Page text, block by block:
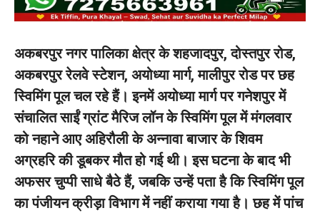
अकबरपुर नगर पालिका क्षेत्र के शहजादपुर, दोस्तपुर रोड,
अकबरपुर रेलवे स्टेशन, अयोध्या मार्ग, मालीपुर रोड पर छह
स्विमिंग पूल चल रहे हैं। इनमें अयोध्या मार्ग पर गनेशपुर में
संचालित साईं ग्रांट मैरिज लॉन के स्विमिंग पूल में मंगलवार
को नहाने आए अहिरौली के अन्नावा बाजार के शिवम
अग्रहरि की डूबकर मौत हो गई थी। इस घटना के बाद भी
अफसर चुप्पी साधे बैठे हैं, जबकि उन्हें पता है कि स्विमिंग पूल
का पंजीयन क्रीड़ा विभाग में नहीं कराया गया है। छह में पांच